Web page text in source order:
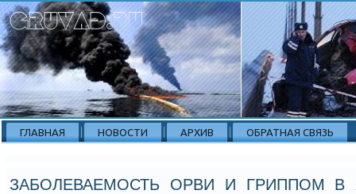
ГЛАВНАЯ НОВОСТИ АРХИВ ОБРАТНАЯ СВЯЗЬ
ЗАБОЛЕВАЕМОСТЬ ОРВИ И ГРИППОМ В